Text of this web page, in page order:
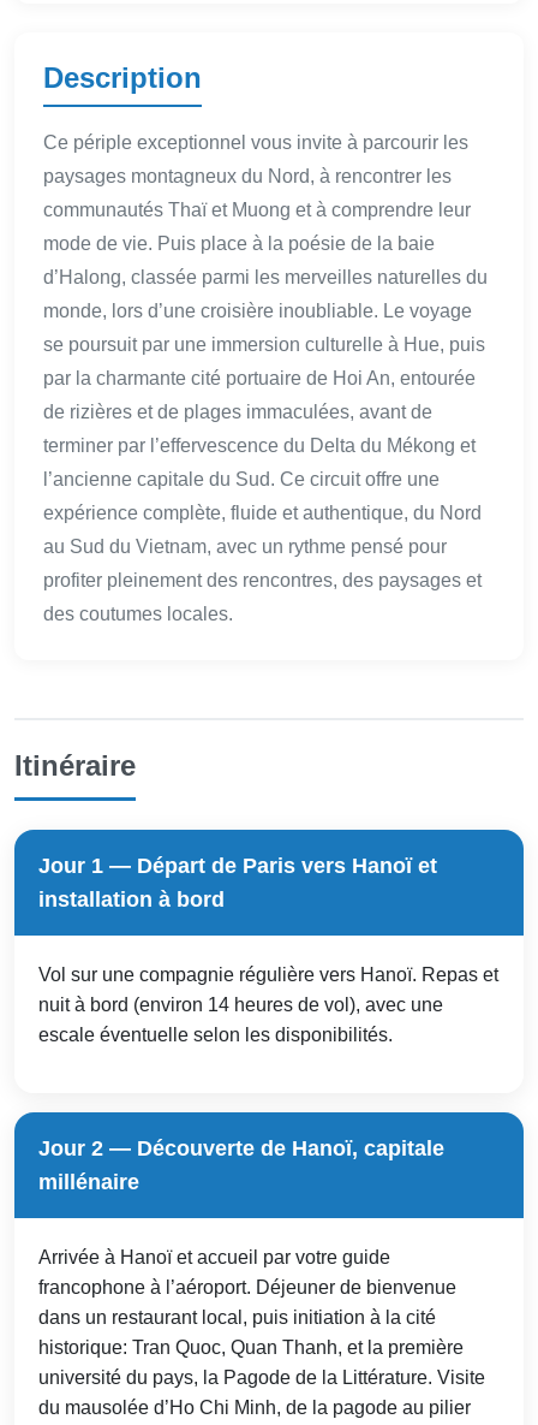
Description
Ce périple exceptionnel vous invite à parcourir les
paysages montagneux du Nord, à rencontrer les
communautés Thaï et Muong et à comprendre leur
mode de vie. Puis place à la poésie de la baie
d’Halong, classée parmi les merveilles naturelles du
monde, lors d’une croisière inoubliable. Le voyage
se poursuit par une immersion culturelle à Hue, puis
par la charmante cité portuaire de Hoi An, entourée
de rizières et de plages immaculées, avant de
terminer par l’effervescence du Delta du Mékong et
l’ancienne capitale du Sud. Ce circuit offre une
expérience complète, fluide et authentique, du Nord
au Sud du Vietnam, avec un rythme pensé pour
profiter pleinement des rencontres, des paysages et
des coutumes locales.
Itinéraire
Jour 1 — Départ de Paris vers Hanoï et
installation à bord
Vol sur une compagnie régulière vers Hanoï. Repas et
nuit à bord (environ 14 heures de vol), avec une
escale éventuelle selon les disponibilités.
Jour 2 — Découverte de Hanoï, capitale
millénaire
Arrivée à Hanoï et accueil par votre guide
francophone à l’aéroport. Déjeuner de bienvenue
dans un restaurant local, puis initiation à la cité
historique: Tran Quoc, Quan Thanh, et la première
université du pays, la Pagode de la Littérature. Visite
du mausolée d’Ho Chi Minh, de la pagode au pilier